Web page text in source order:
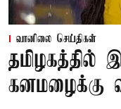
வானிலை செய்திகள்
தமிழகத்தில்
கனமழைக்கு